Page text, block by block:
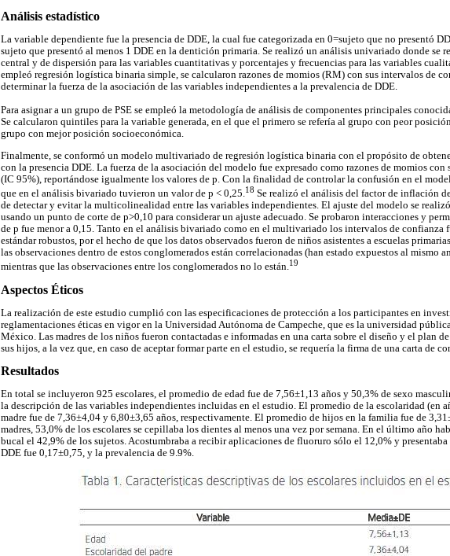
Análisis estadístico
La variable dependiente fue la presencia de DDE, la cual fue categorizada en 0=sujeto que no presentó
sujeto que presentó al menos 1 DDE en la dentición primaria. Se realizó un análisis univariado donde se
central y de dispersión para las variables cuantitativas y porcentajes y frecuencias para las variables
empleó regresión logística binaria simple, se calcularon razones de momios (RM) con sus intervalos de
determinar la fuerza de la asociación de las variables independientes a la prevalencia de DDE.
Para asignar a un grupo de PSE se empleó la metodología de análisis de componentes principales
Se calcularon quintiles para la variable generada, en el que el primero se refería al grupo con peor
grupo con mejor posición socioeconómica.
Finalmente, se conformó un modelo multivariado de regresión logística binaria con el propósito de
con la presencia DDE. La fuerza de la asociación del modelo fue expresado como razones de momios
(IC 95%), reportándose igualmente los valores de p. Con la finalidad de controlar la confusión en el
que en el análisis bivariado tuvieron un valor de p < 0,25.18 Se realizó el análisis del factor de inflación
de detectar y evitar la multicolinealidad entre las variables independientes. El ajuste del modelo se
usando un punto de corte de p>0,10 para considerar un ajuste adecuado. Se probaron interacciones y
de p fue menor a 0,15. Tanto en el análisis bivariado como en el multivariado los intervalos de confianza
estándar robustos, por el hecho de que los datos observados fueron de niños asistentes a escuelas
las observaciones dentro de estos conglomerados están correlacionadas (han estado expuestos al mismo
mientras que las observaciones entre los conglomerados no lo están.19
Aspectos Éticos
La realización de este estudio cumplió con las especificaciones de protección a los participantes en
reglamentaciones éticas en vigor en la Universidad Autónoma de Campeche, que es la universidad
México. Las madres de los niños fueron contactadas e informadas en una carta sobre el diseño y el plan
sus hijos, a la vez que, en caso de aceptar formar parte en el estudio, se requería la firma de una carta de
Resultados
En total se incluyeron 925 escolares, el promedio de edad fue de 7,56±1,13 años y 50,3% de sexo
la descripción de las variables independientes incluidas en el estudio. El promedio de la escolaridad (en
madre fue de 7,36±4,04 y 6,80±3,65 años, respectivamente. El promedio de hijos en la familia fue de
madres, 53,0% de los escolares se cepillaba los dientes al menos una vez por semana. En el último año
bucal el 42,9% de los sujetos. Acostumbraba a recibir aplicaciones de fluoruro sólo el 12,0% y
DDE fue 0,17±0,75, y la prevalencia de 9.9%.